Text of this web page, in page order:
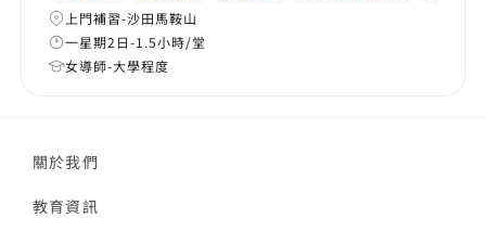
上門補習-沙田馬鞍山
一星期2日-1.5小時/堂
女導師-大學程度
關於我們
教育資訊